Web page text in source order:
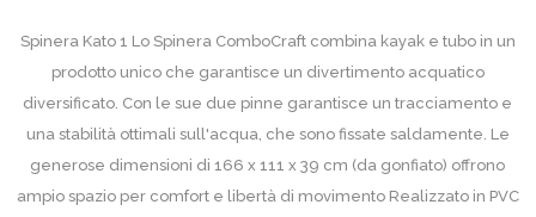
Spinera Kato 1 Lo Spinera ComboCraft combina kayak e tubo in un
prodotto unico che garantisce un divertimento acquatico
diversificato. Con le sue due pinne garantisce un tracciamento e
una stabilità ottimali sull'acqua, che sono fissate saldamente. Le
generose dimensioni di 166 x 111 x 39 cm (da gonfiato) offrono
ampio spazio per comfort e libertà di movimento Realizzato in PVC